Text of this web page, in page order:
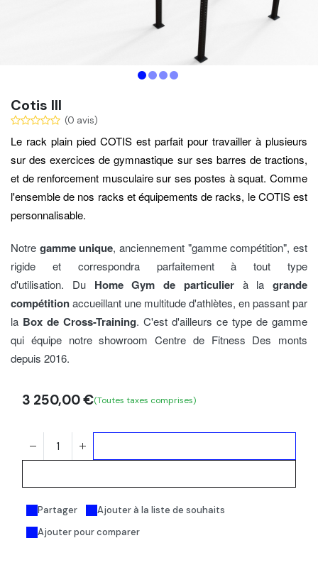
Cotis III
(0 avis)
Le rack plain pied COTIS est parfait pour travailler à plusieurs
sur des exercices de gymnastique sur ses barres de tractions,
et de renforcement musculaire sur ses postes à squat. Comme
l'ensemble de nos racks et équipements de racks, le COTIS est
personnalisable.
Notre gamme unique, anciennement "gamme compétition", est
rigide et correspondra parfaitement à tout type
d'utilisation. Du Home Gym de particulierà la grande
compétitionaccueillant une multitude d'athlètes, en passant par
la Box de Cross-Training. C'est d'ailleurs ce type de gamme
qui équipe notre showroom Centre de Fitness Des monts
depuis 2016.
Ajouter pour comparer
Partager Ajouter à la liste de souhaits
3 250,00€(Toutes taxes comprises)